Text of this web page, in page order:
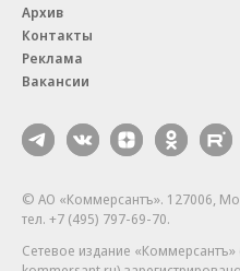
Архив
Контакты
Реклама
Вакансии
© АО «Коммерсантъ». 127006,
тел. +7 (495) 797-69-70.
Сетевое издание